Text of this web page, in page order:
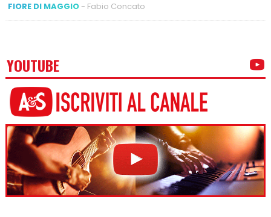
FIORE DI MAGGIO- Fabio Concato
YOUTUBE